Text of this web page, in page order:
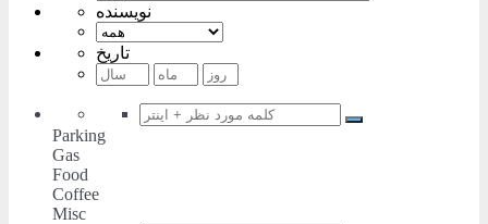
نویسنده
تاریخ
Parking
Gas
Food
Coffee
Misc